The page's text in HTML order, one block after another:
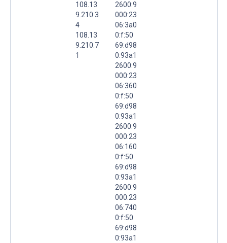
108.13
9.210.3
4
108.13
9.210.7
1
2600:9
000:23
06:3a0
0:f:50
69:d98
0:93a1
2600:9
000:23
06:360
0:f:50
69:d98
0:93a1
2600:9
000:23
06:160
0:f:50
69:d98
0:93a1
2600:9
000:23
06:740
0:f:50
69:d98
0:93a1